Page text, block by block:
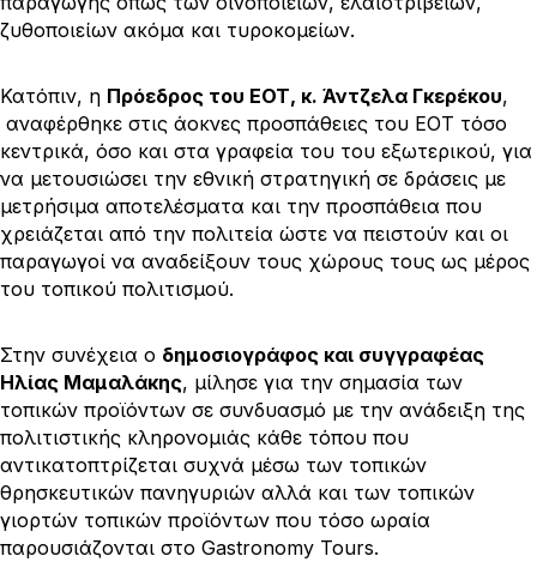
ζυθοποιείων ακόμα και τυροκομείων.
Κατόπιν, η Πρόεδρος του ΕΟΤ, κ. Άντζελα Γκερέκου,
αναφέρθηκε στις άοκνες προσπάθειες του ΕΟΤ τόσο
κεντρικά, όσο και στα γραφεία του του εξωτερικού, για
να μετουσιώσει την εθνική στρατηγική σε δράσεις με
μετρήσιμα αποτελέσματα και την προσπάθεια που
χρειάζεται από την πολιτεία ώστε να πειστούν και οι
παραγωγοί να αναδείξουν τους χώρους τους ως μέρος
του τοπικού πολιτισμού.
Στην συνέχεια ο δημοσιογράφος και συγγραφέας
Ηλίας Μαμαλάκης, μίλησε για την σημασία των
τοπικών προϊόντων σε συνδυασμό με την ανάδειξη της
πολιτιστικής κληρονομιάς κάθε τόπου που
αντικατοπτρίζεται συχνά μέσω των τοπικών
θρησκευτικών πανηγυριών αλλά και των τοπικών
γιορτών τοπικών προϊόντων που τόσο ωραία
παρουσιάζονται στο Gastronomy Tours.